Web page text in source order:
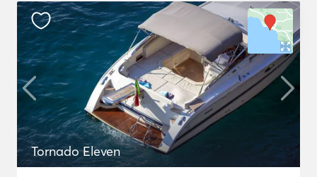
Tornado Eleven